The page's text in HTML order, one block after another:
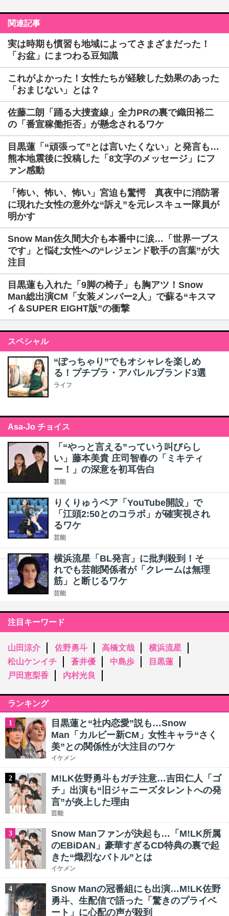
関連記事
実は時期も慣習も地域によってさまざまだった！
「お盆」にまつわる豆知識
これがよかった！女性たちが経験した効果のあった
「おまじない」とは？
佐藤二朗「踊る大捜査線」全力PRの裏で織田裕二
の「番宣稼働拒否」が懸念されるワケ
目黒蓮「“頑張って”とは言いたくない」と発言も…
熊本地震後に投稿した「8文字のメッセージ」にフ
ァン感動
「怖い、怖い、怖い」宮迫も驚愕 真夜中に消防署
に現れた女性の意外な“訴え”を元レスキュー隊員が
明かす
Snow Man佐久間大介も本番中に涙…「世界一ブス
です」と悩む女性への“レジェンド歌手の言葉”が大
注目
目黒蓮も入れた「9脚の椅子」も胸アツ！Snow
Man総出演CM「女装メンバー2人」で蘇る“キスマ
イ＆SUPER EIGHT版”の衝撃
スペシャル
“ぽっちゃり”でもオシャレを楽しめ
る！プチプラ・アパレルブランド3選
ライフ
Asa-Jo チョイス
「“やっと言える”っていう叫びらし
い」藤本美貴 庄司智春の「ミキティ
ー！」の深意を初耳告白
芸能
りくりゅうペア「YouTube開設」で
「江頭2:50とのコラボ」が確実視され
るワケ
芸能
横浜流星「BL発言」に批判殺到！そ
れでも芸能関係者が「クレームは無理
筋」と断じるワケ
芸能
注目キーワード
山田涼介 佐野勇斗 高橋文哉
横浜流星
松山ケンイチ
蒼井優 中島歩
目黒蓮
戸田恵梨香
内村光良
ランキング
1
目黒蓮と“社内恋愛”説も…Snow
Man「カルビー新CM」女性キャラ“さく
美”との関係性が大注目のワケ
イケメン
2
M!LK佐野勇斗もガチ注意…吉田仁人「ゴ
チ」出演も“旧ジャニーズタレントへの発
言”が炎上した理由
芸能
3
Snow Manファンが決起も…「M!LK所属
のEBiDAN」豪華すぎるCD特典の裏で起
きた“熾烈なバトル”とは
イケメン
4
Snow Manの冠番組にも出演…M!LK佐野
勇斗、生配信で語った「驚きのプライベ
ート」に心配の声が殺到